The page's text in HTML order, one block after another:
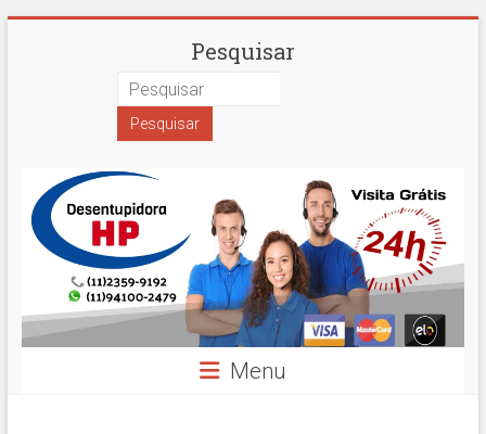
Desentupidora
Paulo
Hidro
Prime
Pesquisar
Menu